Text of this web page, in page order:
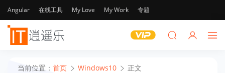
Angular 在线工具 My Love My Work 专题
当前位置： 首页 Windows10 正文